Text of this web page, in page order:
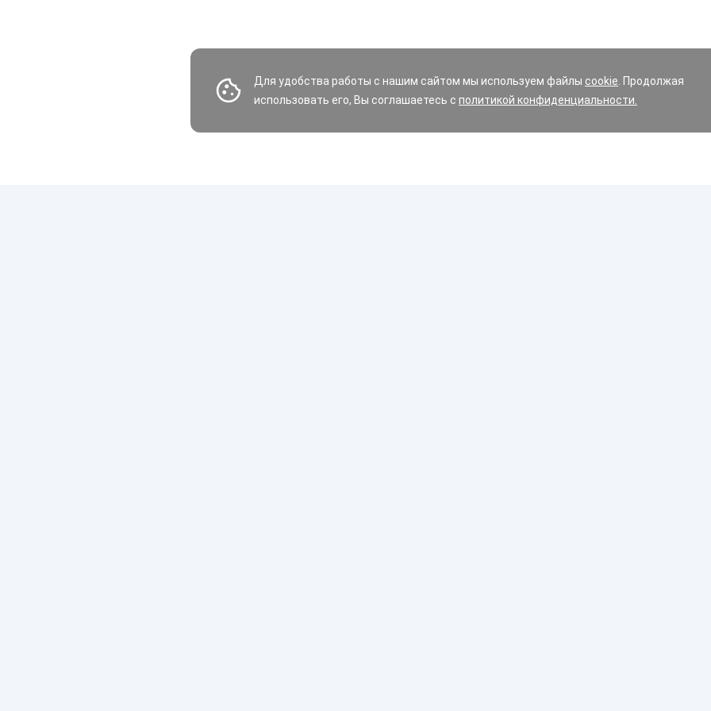
Для удобства работы с нашим сайтом мы используем файлы cookie . Продолжая
использовать его, Вы соглашаетесь с политикой конфиденциальности.